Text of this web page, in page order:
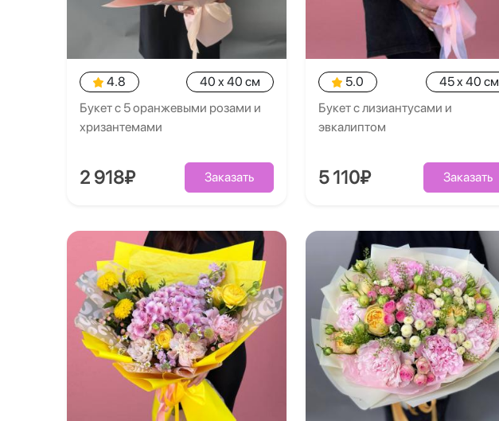
4.8
40 x 40 см
Букет с 5 оранжевыми розами и
хризантемами
2 918₽ Заказать
5.0
45 x 40 см
Букет с лизиантусами и
эвкалиптом
5 110₽ Заказать